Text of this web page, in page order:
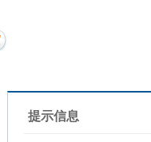
提示信息